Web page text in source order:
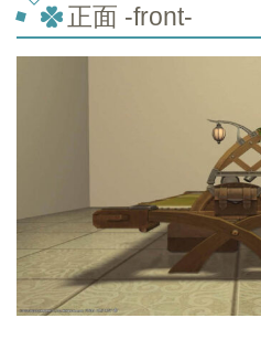
正面 -front-